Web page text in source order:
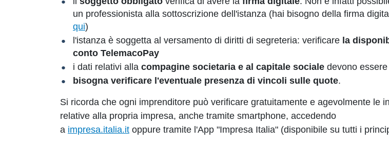
un professionista alla sottoscrizione dell'istanza (hai bisogno della firma
qui)
l'istanza è soggetta al versamento di diritti di segreteria: verificare la
conto TelemacoPay
i dati relativi alla compagine societaria e al capitale sociale devono essere
bisogna verificare l'eventuale presenza di vincoli sulle quote.
Si ricorda che ogni imprenditore può verificare gratuitamente e agevolmente le
relative alla propria impresa, anche tramite smartphone, accedendo
a impresa.italia.it oppure tramite l'App "Impresa Italia" (disponibile su tutti i